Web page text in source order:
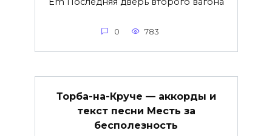
0 783
Торба-на-Круче — аккорды и
текст песни Месть за
бесполезность